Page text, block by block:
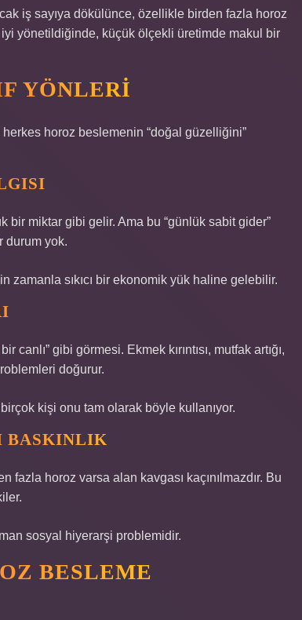
iş sayıya dökülünce, özellikle birden fazla horoz
yönetildiğinde, küçük ölçekli üretimde makul bir
YÖNLERI
horoz beslemenin “doğal güzelliğini”
miktar gibi gelir. Ama bu “günlük sabit gider”
durum yok.
sıkıcı bir ekonomik yük haline gelebilir.
gibi görmesi. Ekmek kırıntısı, mutfak artığı,
doğurur.
kişi onu tam olarak böyle kullanıyor.
BASKINLIK
fazla horoz varsa alan kavgası kaçınılmazdır. Bu
sosyal hiyerarşi problemidir.
BESLEME